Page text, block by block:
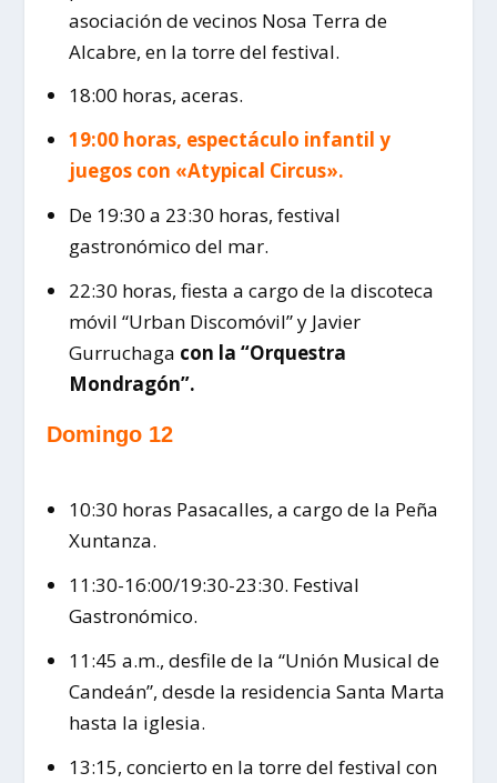
asociación de vecinos Nosa Terra de
Alcabre, en la torre del festival.
18:00 horas, aceras.
19:00 horas, espectáculo infantil y
juegos con «Atypical Circus».
De 19:30 a 23:30 horas, festival
gastronómico del mar.
22:30 horas, fiesta a cargo de la discoteca
móvil “Urban Discomóvil” y Javier
Gurruchaga con la “Orquestra
Mondragón”.
Domingo 12
10:30 horas Pasacalles, a cargo de la Peña
Xuntanza.
11:30-16:00/19:30-23:30. Festival
Gastronómico.
11:45 a.m., desfile de la “Unión Musical de
Candeán”, desde la residencia Santa Marta
hasta la iglesia.
13:15, concierto en la torre del festival con